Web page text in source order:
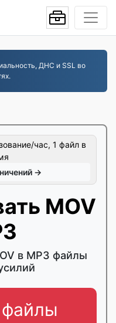
ДНС и SSL во
час, 1 файл в
→
MOV
в MP3 файлы